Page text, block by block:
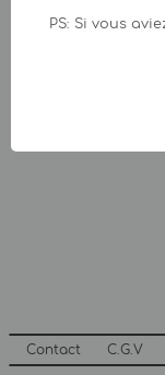
Contact C.G.V
PS: Si vous